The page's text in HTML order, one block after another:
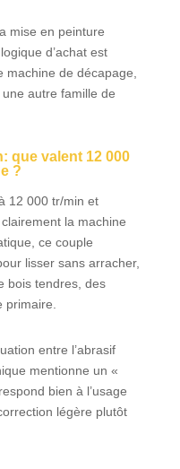
mise en peinture
d’achat est
de décapage,
une autre famille de
que valent 12 000
?
12 000 tr/min et
la machine
ce couple
lisser sans arracher,
bois tendres, des
primaire.
entre l’abrasif
mentionne un «
bien à l’usage
légère plutôt